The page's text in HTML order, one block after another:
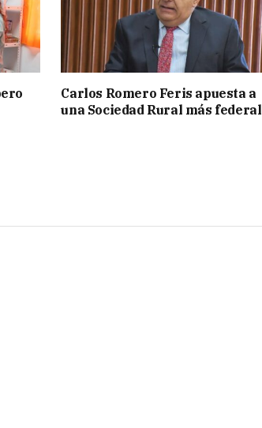
Carlos Romero Feris apuesta a
una Sociedad Rural más federal